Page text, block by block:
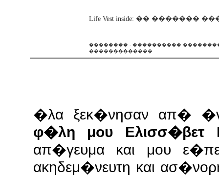
Life Vest inside: �� �������
�������� - ����������
�������������
�λα ξεκ�νησαν απ�
φ�λη μου Ελισσ�βετ
απ�γευμα και μου
ακηδεμ�νευτη και